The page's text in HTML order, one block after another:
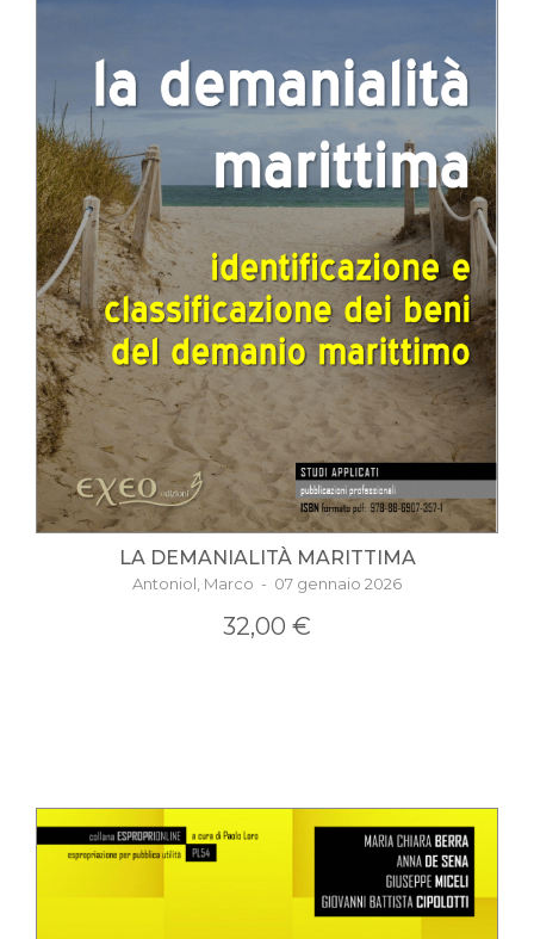
LA DEMANIALITÀ MARITTIMA
Antoniol, Marco - 07 gennaio 2026
32,00 €